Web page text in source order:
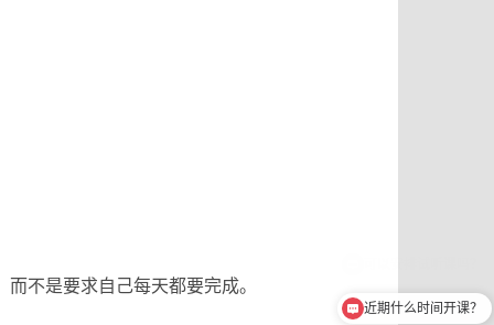
不是要求自己每天都要完成。
近期什么时间开课？